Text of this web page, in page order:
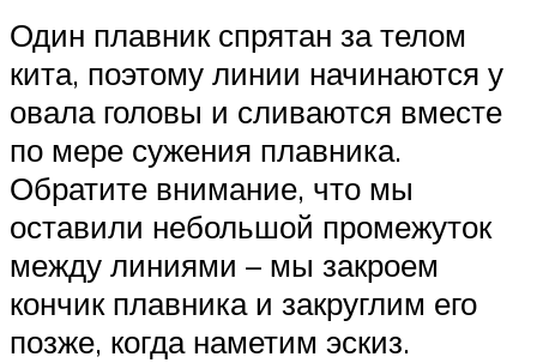
Один плавник спрятан за телом
кита, поэтому линии начинаются у
овала головы и сливаются вместе
по мере сужения плавника.
Обратите внимание, что мы
оставили небольшой промежуток
между линиями – мы закроем
кончик плавника и закруглим его
позже, когда наметим эскиз.